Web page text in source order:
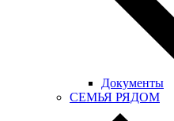
Документы
СЕМЬЯ РЯДОМ